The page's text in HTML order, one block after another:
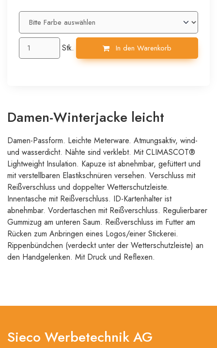
Stk. In den Warenkorb
Damen-Winterjacke leicht
Damen-Passform. Leichte Meterware. Atmungsaktiv, wind-
und wasserdicht. Nähte sind verklebt. Mit CLIMASCOT®
Lightweight Insulation. Kapuze ist abnehmbar, gefüttert und
mit verstellbaren Elastikschnüren versehen. Verschluss mit
Reißverschluss und doppelter Wetterschutzleiste.
Innentasche mit Reißverschluss. ID-Kartenhalter ist
abnehmbar. Vordertaschen mit Reißverschluss. Regulierbarer
Gummizug am unteren Saum. Reißverschluss im Futter am
Rücken zum Anbringen eines Logos/einer Stickerei.
Rippenbündchen (verdeckt unter der Wetterschutzleiste) an
den Handgelenken. Mit Druck und Reflexen.
Sieco Werbetechnik AG